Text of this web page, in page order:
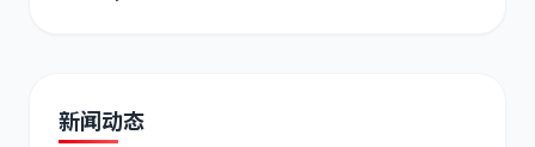
新闻动态